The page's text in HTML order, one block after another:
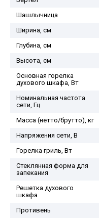
Шашлычница
Ширина, см
Глубина, см
Высота, см
Основная горелка
духового шкафа, Вт
Номинальная частота
сети, Гц
Масса (нетто/брутто), кг
Напряжения сети, В
Горелка гриль, Вт
Стеклянная форма для
запекания
Решетка духового
шкафа
Противень